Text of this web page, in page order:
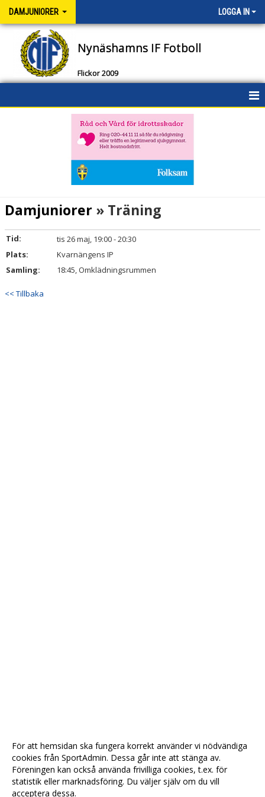
DAMJUNIORER LOGGA IN
Nynäshamns IF Fotboll
Flickor 2009
TRUPPEN
KONTAKT
Damjuniorer » Träning
Tid:
tis 26 maj, 19:00 - 20:30
Plats:
Kvarnängens IP
Samling:
18:45, Omklädningsrummen
<< Tillbaka
För att hemsidan ska fungera korrekt använder vi nödvändiga
cookies från SportAdmin. Dessa går inte att stänga av.
Föreningen kan också använda frivilliga cookies, t.ex. för
statistik eller marknadsföring. Du väljer själv om du vill
acceptera dessa.